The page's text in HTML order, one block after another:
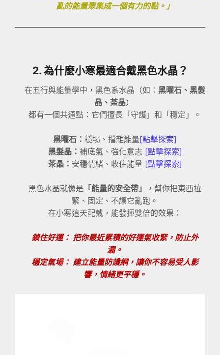
亂的能量聚集成一個有力的點。」
2. 為什麼小寒最適合戴黑色水晶？
在五行與能量學中，黑色系水晶（如： 黑曜石、黑髮
晶、茶晶）
都有一個共通點：它們擅長「守護」和「穩定」。
黑曜石： 穩場、擋雜能量[點擊探索]
黑髮晶： 補底氣、強化意志[點擊探索]
茶晶： 安穩情緒、收住能量 [點擊探索]
黑色水晶就像是 「能量的安全帶」
，幫你把東西拉
緊、固定、不讓它亂跑。
在小寒這天配戴，能發揮雙倍的效果：
鎖住好運： 把你最近累積的好運氣收緊，防止外
漏。
穩定氣場： 建立能量防護網，讓你不容易受人影
響，情緒更平穩。